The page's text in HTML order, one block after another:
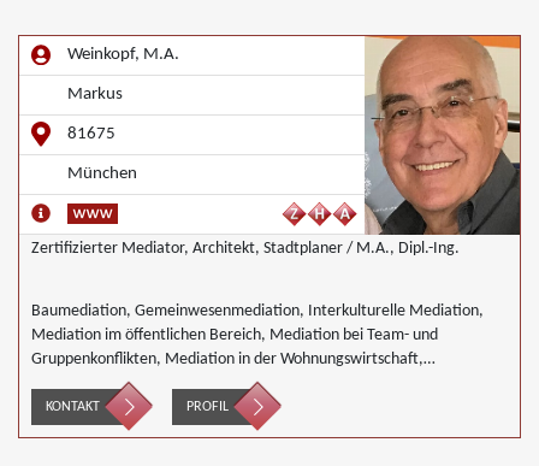
Weinkopf, M.A.
Markus
81675
München
Zertifizierter Mediator, Architekt, Stadtplaner / M.A., Dipl.-Ing.
Baumediation, Gemeinwesenmediation, Interkulturelle Mediation,
Mediation im öffentlichen Bereich, Mediation bei Team- und
Gruppenkonflikten, Mediation in der Wohnungswirtschaft,
Nachbarschaftsmediation, Umweltmediation, Wirtschaftsmediation
KONTAKT PROFIL